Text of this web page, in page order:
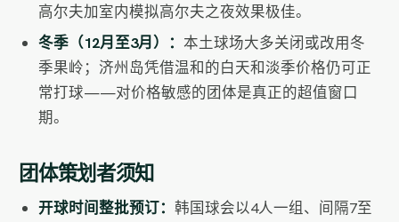
高尔夫加室内模拟高尔夫之夜效果极佳。
冬季（12月至3月）： 本土球场大多关闭或改用冬
季果岭；济州岛凭借温和的白天和淡季价格仍可正
常打球——对价格敏感的团体是真正的超值窗口
期。
团体策划者须知
开球时间整批预订： 韩国球会以4人一组、间隔7至